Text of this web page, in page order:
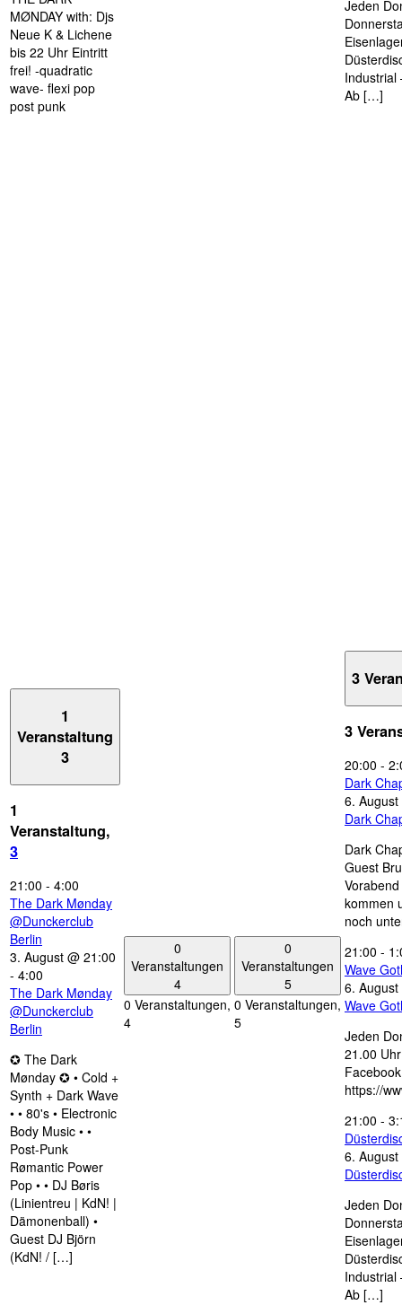
MØNDAY with: Djs
Neue K & Lichene
bis 22 Uhr Eintritt
frei! -quadratic
wave- flexi pop
post punk
Jeden
Industrial
Ab […]
1
Veranstaltung
3
1
Veranstaltung,
3
21:00 - 4:00
The Dark Mønday
@Dunckerclub
Berlin
3. August @ 21:00
- 4:00
The Dark Mønday
@Dunckerclub
Berlin
✪ The Dark
Mønday ✪ • Cold +
Synth + Dark Wave
• • 80's • Electronic
Body Music • •
Post-Punk
Rømantic Power
Pop • • DJ Børis
(Linientreu | KdN! |
Dämonenball) •
Guest DJ Björn
(KdN! / […]
0
Veranstaltungen
4
0 Veranstaltungen,
4
0
Veranstaltungen
5
0 Veranstaltungen,
5
3
3
20:00 -
Dark
6.
Dark
Dark
Guest
kommen
noch
21:00 -
Wave
6.
Wave
Jeden
21.00
https://
21:00 -
6.
Jeden
Industrial
Ab […]